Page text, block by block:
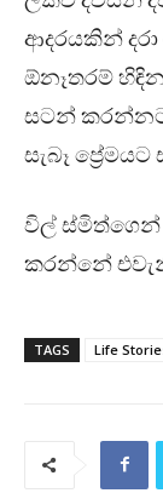
ආදරයකින්
ඕනෑතරම්
සටන්
සැබෑ
විල්
කරන්නේ
TAGS Life